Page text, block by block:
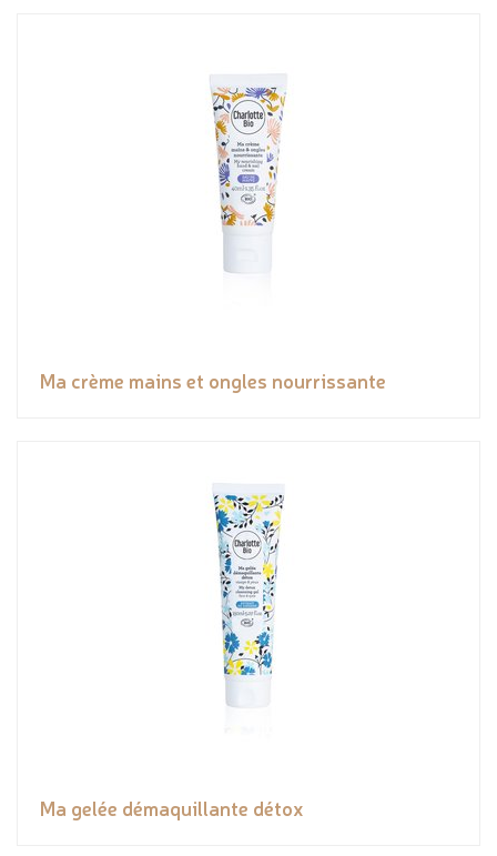
Ma crème mains et ongles nourrissante
Ma gelée démaquillante détox